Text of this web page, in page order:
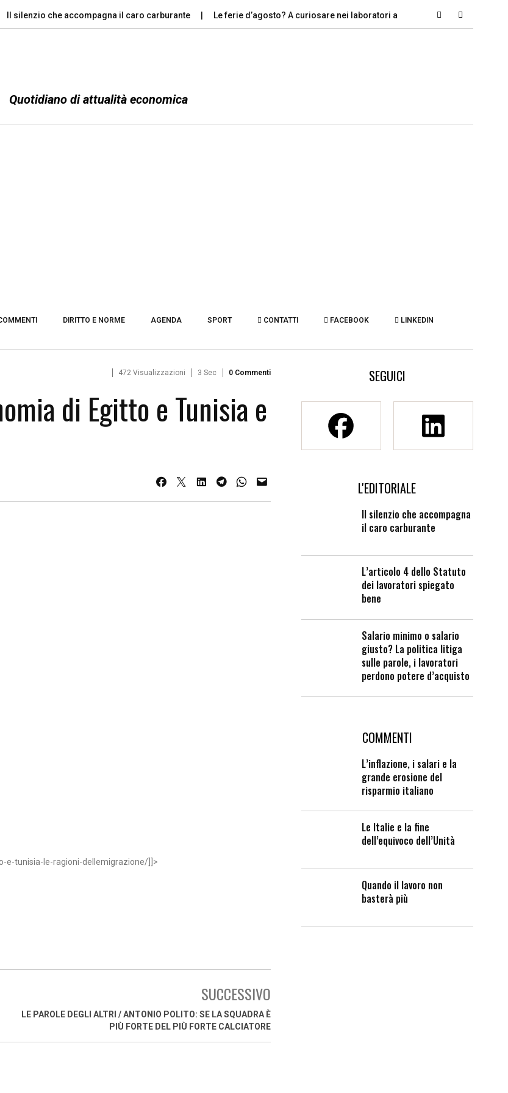
che accompagna il caro carburante Le ferie d’agosto? A curiosare nei laboratori artigiani Perché il cuneo
Quotidiano di attualità economica
DIRITTO E NORME AGENDA SPORT CONTATTI FACEBOOK LINKEDIN
472 Visualizzazioni 3 Sec 0 Commenti
di Egitto e Tunisia e
e-tunisia-le-ragioni-dellemigrazione/]]>
SUCCESSIVO
LE PAROLE DEGLI ALTRI / ANTONIO POLITO: SE LA SQUADRA È
PIÙ FORTE DEL PIÙ FORTE CALCIATORE
SEGUICI
L'EDITORIALE
Il silenzio che accompagna
il caro carburante
L’articolo 4 dello Statuto
dei lavoratori spiegato
bene
Salario minimo o salario
giusto? La politica litiga
sulle parole, i lavoratori
perdono potere d’acquisto
COMMENTI
L’inflazione, i salari e la
grande erosione del
risparmio italiano
Le Italie e la fine
dell’equivoco dell’Unità
Quando il lavoro non
basterà più